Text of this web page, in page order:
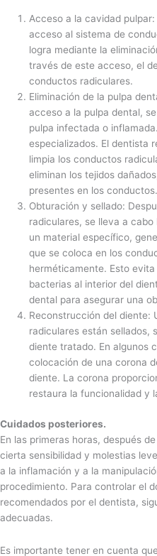
Acceso a la cavidad
acceso al sistema de
logra mediante la
través de este acceso, el
conductos radiculares.
Eliminación de la pulpa
acceso a la pulpa dental,
pulpa infectada o
especializados. El dentista
limpia los conductos
eliminan los tejidos
presentes en los conductos.
Obturación y sellado:
radiculares, se lleva a
un material específico,
que se coloca en los
herméticamente. Esto
bacterias al interior del
dental para asegurar una
Reconstrucción del diente:
radiculares están sellados,
diente tratado. En algunos
colocación de una corona
diente. La corona
restaura la funcionalidad y
Cuidados posteriores.
En las primeras horas, después
cierta sensibilidad y molestias
a la inflamación y a la
procedimiento. Para controlar el
recomendados por el dentista,
adecuadas.
Es importante tener en cuenta